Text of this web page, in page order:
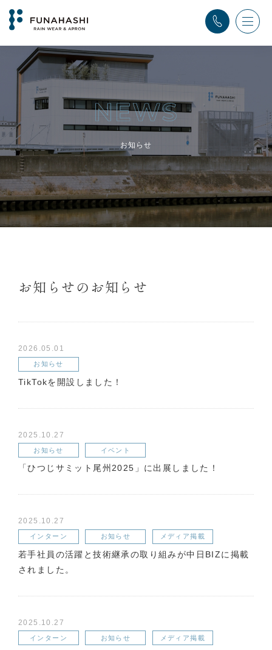
TOP
お知らせ
お知らせのお知らせ
2026.05.01
お知らせ
TikTokを開設しました！
2025.10.27
お知らせ イベント
「ひつじサミット尾州2025」に出展しました！
2025.10.27
インターン お知らせ メディア掲載
若手社員の活躍と技術継承の取り組みが中日BIZに掲載
されました。
2025.10.27
インターン お知らせ メディア掲載